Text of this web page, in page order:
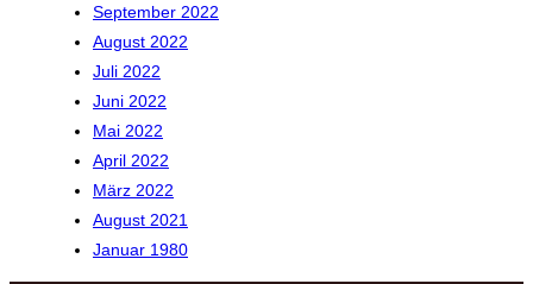
September 2022
August 2022
Juli 2022
Juni 2022
Mai 2022
April 2022
März 2022
August 2021
Januar 1980